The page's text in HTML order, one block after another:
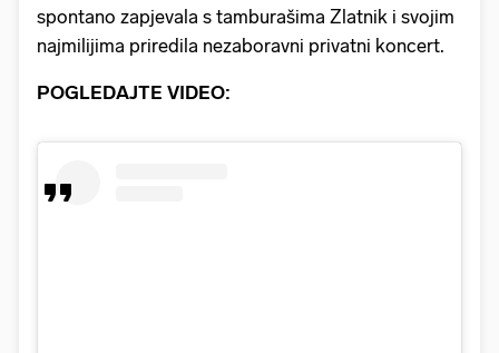
spontano zapjevala s tamburašima Zlatnik i svojim
najmilijima priredila nezaboravni privatni koncert.
POGLEDAJTE VIDEO: